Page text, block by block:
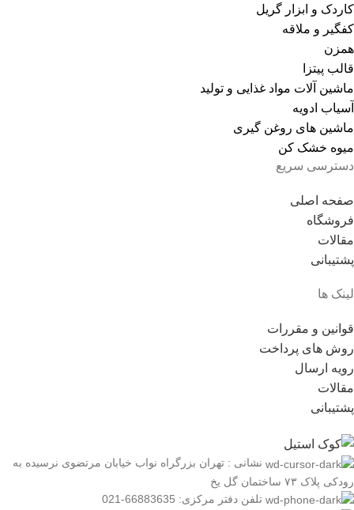
کاردک و ابزار گریل
کفگیر و ملاقه
همزن
قالب پیتزا
ماشین آلات مواد غذایی و تولید
آسیاب ادویه
ماشین های روغن گیری
میوه خشک کن
دسترسی سریع
صفحه اصلی
فروشگاه
مقالات
پشتیبانی
لینک ها
قوانین و مقررات
روش های پرداخت
رویه ارسال
مقالات
پشتیبانی
نشانی : تهران بزرگراه نواب خیابان مرتضوی نرسیده به
رودکی پلاک ۷۳ ساختمان گل یخ
تلفن دفتر مرکزی: 66883635-021